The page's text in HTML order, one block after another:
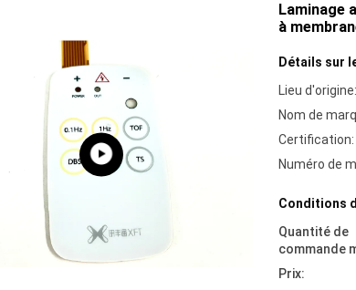
Laminage
à
Détails sur
Lieu d'origine:
Nom de
Certification:
Numéro de
Conditions
Quantité de
commande
Prix: